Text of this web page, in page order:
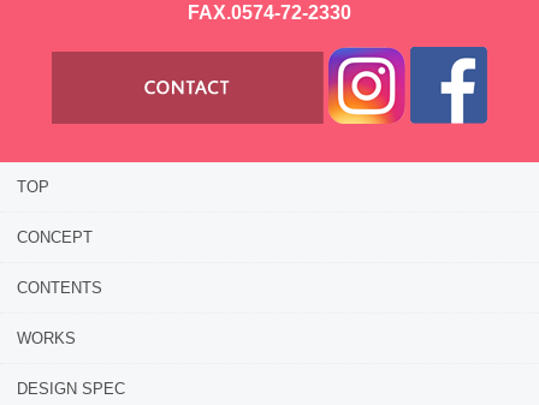
FAX.0574-72-2330
TOP
CONCEPT
CONTENTS
WORKS
DESIGN SPEC